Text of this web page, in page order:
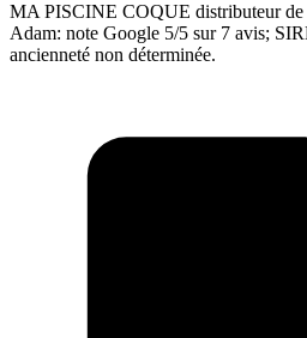
MA PISCINE COQUE distributeur de
Adam: note Google 5/5 sur 7 avis;
ancienneté non déterminée.